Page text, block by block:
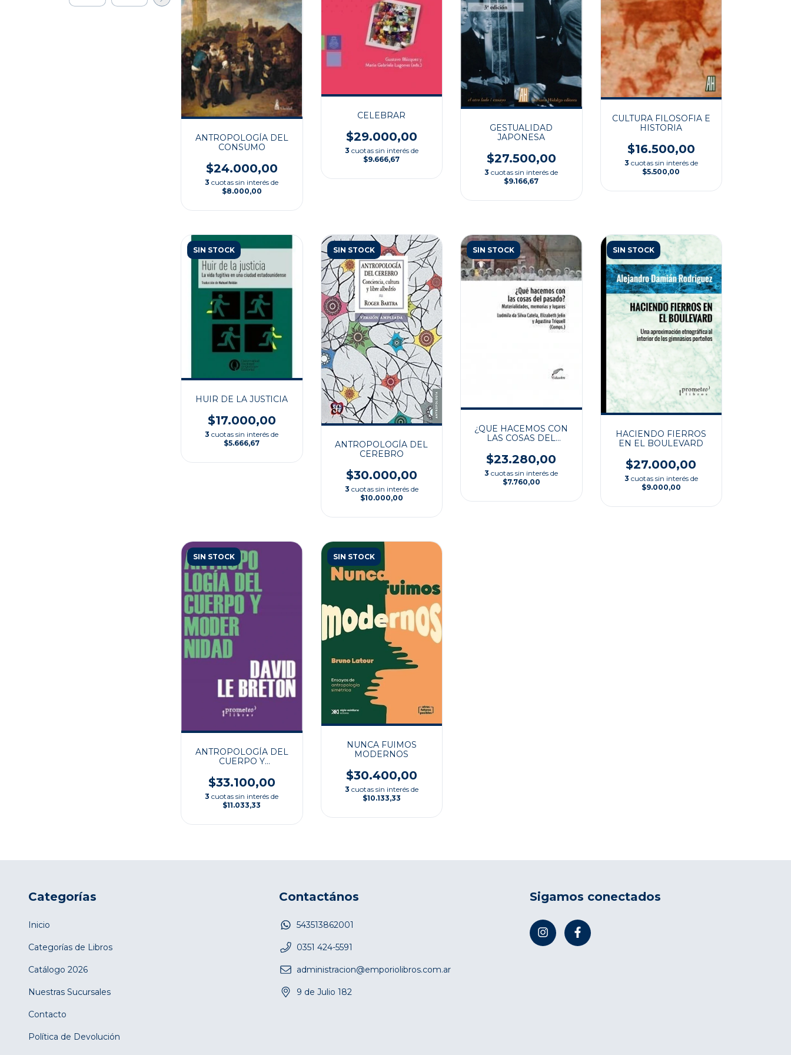
ANTROPOLOGÍA DEL
CONSUMO
$24.000,00
3 cuotas sin interés de
$8.000,00
CELEBRAR
$29.000,00
3 cuotas sin interés de
$9.666,67
GESTUALIDAD
JAPONESA
$27.500,00
3 cuotas sin interés de
$9.166,67
CULTURA FILOSOFIA E
HISTORIA
$16.500,00
3 cuotas sin interés de
$5.500,00
SIN STOCK
HUIR DE LA JUSTICIA
$17.000,00
3 cuotas sin interés de
$5.666,67
SIN STOCK
ANTROPOLOGÍA DEL
CEREBRO
$30.000,00
3 cuotas sin interés de
$10.000,00
SIN STOCK
¿QUE HACEMOS CON
LAS COSAS DEL
$23.280,00
3 cuotas sin interés de
$7.760,00
SIN STOCK
HACIENDO FIERROS
EN EL BOULEVARD
$27.000,00
3 cuotas sin interés de
$9.000,00
SIN STOCK
ANTROPOLOGÍA DEL
CUERPO Y
$33.100,00
3 cuotas sin interés de
$11.033,33
SIN STOCK
NUNCA FUIMOS
MODERNOS
$30.400,00
3 cuotas sin interés de
$10.133,33
Categorías
Inicio
Categorías de Libros
Catálogo 2026
Nuestras Sucursales
Contacto
Política de Devolución
Contactános
543513862001
0351 424-5591
administracion@emporiolibros.com.ar
9 de Julio 182
Sigamos conectados